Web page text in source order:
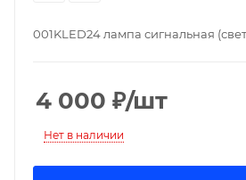
001KLED24 лампа сигнальная
4 000 ₽/шт
Нет в наличии